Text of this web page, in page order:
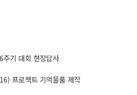
주기 대회 현장답사
프로젝트 기억물품 제작